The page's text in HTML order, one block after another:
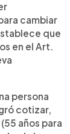
cambiar
que
en el Art.
persona
cotizar,
años para